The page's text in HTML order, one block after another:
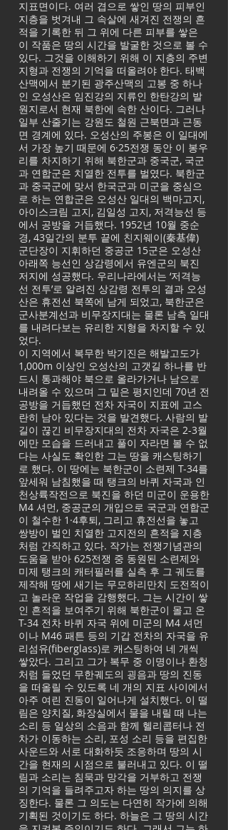
지표면이다. 여러 겹으로 쌓인 땅의 피부인
지층을 벗겨내 그 속살에 새겨진 전쟁의 흔
적을 기록한 뒤 그 위에 다른 피부를 쌓은
이 작품은 땅의 시간을 발굴한 것으로 볼 수
있다. 그것을 이해하기 위해 이 지층의 주변
지형과 전쟁의 기억을 떠올려야 한다. 태백
산맥에서 분기된 광주산맥의 고봉 중 하나
인 오성산은 임진강의 지류인 한탄강의 발
원지로서 현재 북한에 속한 산이다. 그러나
일부 산줄기는 강원도 철원 근북면과 근동
면 경계에 있다. 오성산의 주봉은 이 일대에
서 가장 높기 때문에 6·25전쟁 동안 이 봉우
리를 차지하기 위해 북한군과 중국군, 국군
과 연합군은 치열한 전투를 벌였다. 북한군
과 중국군에 맞서 한국군과 미군을 중심으
로 하는 연합군은 오성산 일대의 백마고지,
아이스크림 고지, 김일성 고지, 저격능선 등
에서 공방을 거듭했다. 1952년 10월 중순
경, 43일간의 분투 끝에 친지웨이(秦基偉)
군단장이 지휘하던 중공군 15군은 오성산
아래쪽 능선인 상감령에서 유엔군의 북진
저지에 성공했다. 우리나라에서는 ‘저격능
선 전투’로 알려진 상감령 전투의 결과 오성
산은 휴전선 북쪽에 남게 되었고, 북한군은
군사분계선과 비무장지대는 물론 남측 일대
를 내려다보는 유리한 지형을 차지할 수 있
었다.
이 지역에서 복무한 박기진은 해발고도가
1,000m 이상인 오성산의 고갯길 하나를 반
드시 통과해야 북으로 올라가거나 남으로
내려올 수 있으며 그 밑은 평지인데 70년 전
공방을 거듭했던 전차 자국이 지표에 고스
란히 남아 있다는 것을 발견했다. 사람의 발
길이 끊긴 비무장지대의 전차 자국은 2-3월
에만 모습을 드러내고 풀이 자라면 볼 수 없
다는 사실도 확인한 그는 땅을 캐스팅하기
로 했다. 이 땅에는 북한군이 소련제 T-34를
앞세워 남침했을 때 탱크의 바퀴 자국과 인
천상륙작전으로 북진을 하던 미군이 운용한
M4 셔먼, 중공군의 개입으로 국군과 연합군
이 철수한 1·4후퇴, 그리고 휴전선을 놓고
쌍방이 벌인 치열한 고지전의 흔적을 지층
처럼 간직하고 있다. 작가는 전쟁기념관의
도움을 받아 625전쟁 중 동원된 소련제와
미제 탱크의 캐터필러를 실측 후 그 궤도를
제작해 땅에 새기는 무모하리만치 도전적이
고 놀라운 작업을 감행했다. 그는 시간이 쌓
인 흔적을 보여주기 위해 북한군이 몰고 온
T-34 전차 바퀴 자국 위에 미군의 M4 셔먼
이나 M46 패튼 등의 기갑 전차의 자국을 유
리섬유(fiberglass)로 캐스팅하여 네 개씩
쌓았다. 그리고 그가 복무 중 이명이나 환청
처럼 들었던 무한궤도의 굉음과 땅의 진동
을 떠올릴 수 있도록 네 개의 지표 사이에서
아주 여린 진동이 일어나게 설치했다. 이 떨
림은 양치질, 화장실에서 물을 내릴 때 나는
소리 등 일상의 소음과 함께 헬리콥터나 전
차가 이동하는 소리, 포성 소리 등을 편집한
사운드와 서로 대화하듯 조응하며 땅의 시
간을 현재의 시점으로 불러내고 있다. 이 떨
림과 소리는 침묵과 망각을 거부하고 전쟁
의 기억을 들려주고자 하는 땅의 의지를 상
징한다. 물론 그 의도는 다연히 작가에 의해
기획된 것이기도 하다. 하늘은 그 땅의 시간